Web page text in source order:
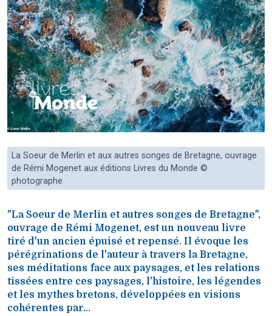
La Soeur de Merlin et aux autres songes de Bretagne, ouvrage
de Rémi Mogenet aux éditions Livres du Monde ©
photographe
"La Soeur de Merlin et autres songes de Bretagne",
ouvrage de Rémi Mogenet, est un nouveau livre
tiré d'un ancien épuisé et repensé. Il évoque les
pérégrinations de l'auteur à travers la Bretagne,
ses méditations face aux paysages, et les relations
tissées entre ces paysages, l'histoire, les légendes
et les mythes bretons, développées en visions
cohérentes par...